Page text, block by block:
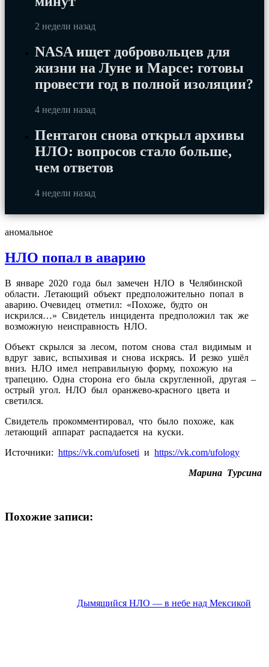
2 недели назад
NASA ищет добровольцев для
жизни на Луне и Марсе: готовы
провести год в полной изоляции?
4 недели назад
Пентагон снова открыл архивы
НЛО: вопросов стало больше,
чем ответов
4 недели назад
аномальное
НЛО попал в аварию
В январе 2020 года был замечен НЛО в Челябинской
области. Летающий объект предположительно попал в
аварию. Очевидец отметил: «Похоже, будто он
искрился…» Свидетель инцидента предположил так же
возможную неисправность НЛО.
Объект скрылся за лесом, потом снова стал видимым и
вдруг завис, вспыхивая и снова искрясь. И резко ушёл
вниз. НЛО имел неправильную форму, похожую на
трапецию. Одна сторона его была скругленной, другая –
острый угол. НЛО был оранжево-красного цвета и
светился.
Свидетель прокомментировал, что было похоже, как
летающий аппарат распадается на куски.
Источники: https://vk.com/ufoseti и https://vk.com/ufology
Марина Турсина
Похожие записи:
Дымящийся НЛО — в небе над Мексикой